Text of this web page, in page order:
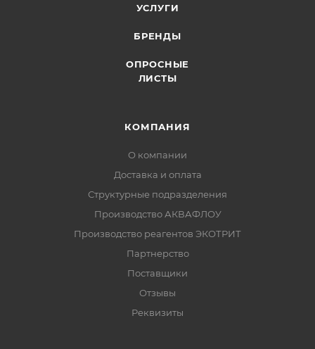
УСЛУГИ
БРЕНДЫ
ОПРОСНЫЕ
ЛИСТЫ
КОМПАНИЯ
О компании
Доставка и оплата
Структурные подразделения
Производство АКВАФЛОУ
Производство реагентов ЭКОТРИТ
Партнерство
Поставщики
Отзывы
Реквизиты